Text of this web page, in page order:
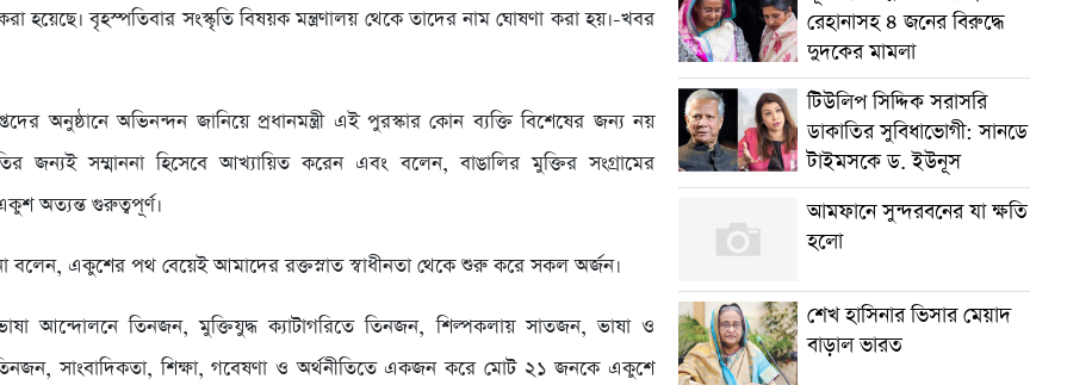
হয়েছে। বৃহস্পতিবার সংস্কৃতি বিষয়ক মন্ত্রণালয় থেকে তাদের নাম ঘোষণা করা হয়।-খবর
অনুষ্ঠানে অভিনন্দন জানিয়ে প্রধানমন্ত্রী এই পুরস্কার কোন ব্যক্তি বিশেষের জন্য নয়
জন্যই সম্মাননা হিসেবে আখ্যায়িত করেন এবং বলেন, বাঙালির মুক্তির সংগ্রামের
অত্যন্ত গুরুত্বপূর্ণ।
বলেন, একুশের পথ বেয়েই আমাদের রক্তস্নাত স্বাধীনতা থেকে শুরু করে সকল অর্জন।
আন্দোলনে তিনজন, মুক্তিযুদ্ধ ক্যাটাগরিতে তিনজন, শিল্পকলায় সাতজন, ভাষা ও
সাংবাদিকতা, শিক্ষা, গবেষণা ও অর্থনীতিতে একজন করে মোট ২১ জনকে একুশে
রেহানাসহ ৪ জনের বিরুদ্ধে
দুদকের মামলা
টিউলিপ সিদ্দিক সরাসরি
ডাকাতির সুবিধাভোগী: সানডে
টাইমসকে ড. ইউনূস
আমফানে সুন্দরবনের যা ক্ষতি
হলো
শেখ হাসিনার ভিসার মেয়াদ
বাড়াল ভারত